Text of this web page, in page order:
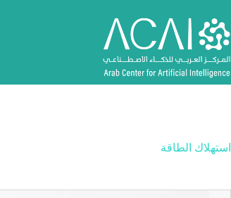
إلى
المحتوى
استهلاك الطاقة